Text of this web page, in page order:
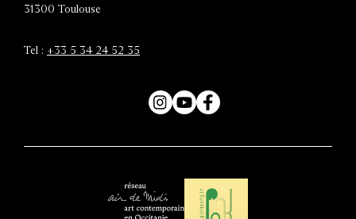
31300 Toulouse
Tel : +33 5 34 24 52 35
Instagram
YouTubeFacebook